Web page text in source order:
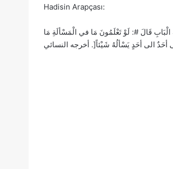
Hadisin Arapçası:
قَالَ #: لَوْ تَعْلَمُونَ مَا في الْمَسْألَةِ مَا